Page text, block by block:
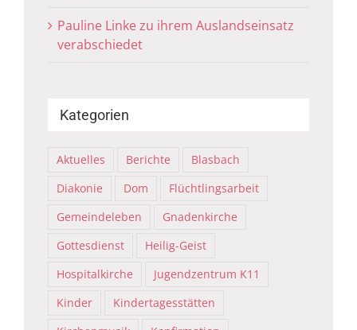
Pauline Linke zu ihrem Auslandseinsatz
verabschiedet
Kategorien
Aktuelles Berichte
Blasbach
Diakonie
Dom
Flüchtlingsarbeit
Gemeindeleben
Gnadenkirche
Gottesdienst
Heilig-Geist
Hospitalkirche
Jugendzentrum K11
Kinder
Kindertagesstätten